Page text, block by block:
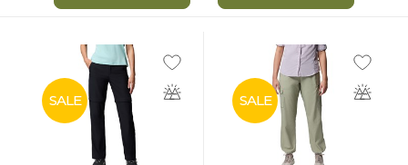
SALE SALE